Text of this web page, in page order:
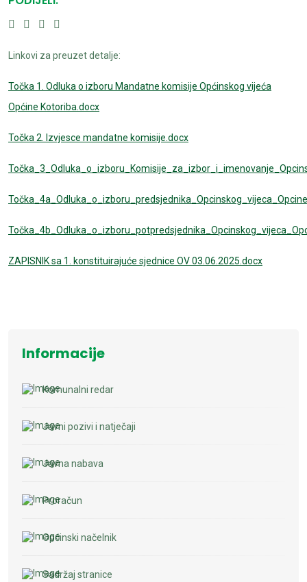
Linkovi za preuzet detalje:
Točka 1. Odluka o izboru Mandatne komisije Općinskog vijeća
Općine Kotoriba.docx
Točka 2. Izvjesce mandatne komisije.docx
ZAPISNIK sa 1. konstituirajuće sjednice OV 03.06.2025.docx
Informacije
Komunalni redar
Javni pozivi i natječaji
Javna nabava
Proračun
Općinski načelnik
Sadržaj stranice